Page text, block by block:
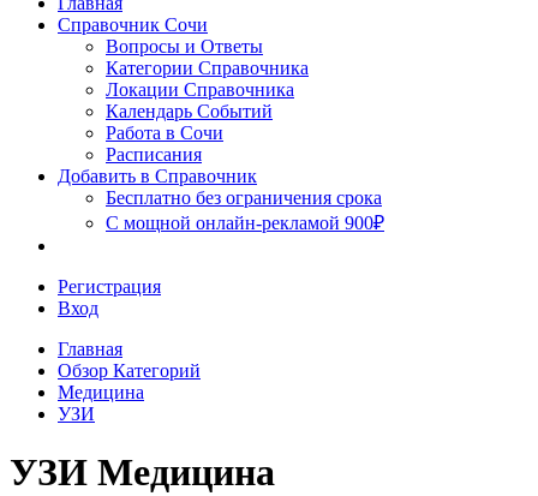
Сочи
Справочник Сочи
Вопросы и Ответы
Категории Справочника
Локации Справочника
Календарь Событий
Работа в Сочи
Расписания
Добавить в Справочник
Бесплатно без ограничения срока
С мощной онлайн-рекламой 900₽
Регистрация
Вход
Главная
Обзор Категорий
Медицина
УЗИ
УЗИ Медицина